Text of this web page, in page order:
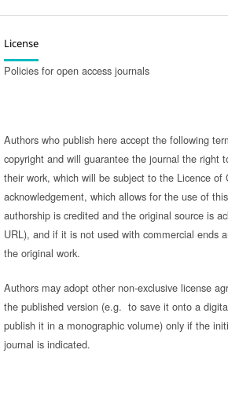
License
Policies for open access journals
Authors who publish here accept the following
copyright and will guarantee the journal the right
their work, which will be subject to the Licence of
acknowledgement, which allows for the use of
authorship is credited and the original source is
URL), and if it is not used with commercial ends
the original work.
Authors may adopt other non-exclusive license
the published version (e.g. to save it onto a
publish it in a monographic volume) only if the
journal is indicated.